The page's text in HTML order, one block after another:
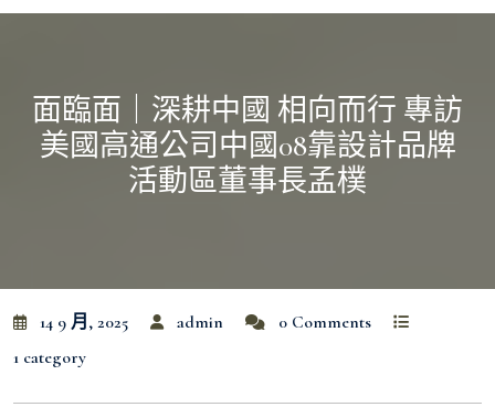
面臨面｜深耕中國 相向而行 專訪
美國高通公司中國08靠設計品牌
活動區董事長孟樸
14 9 月, 2025 admin
0 Comments
1 category